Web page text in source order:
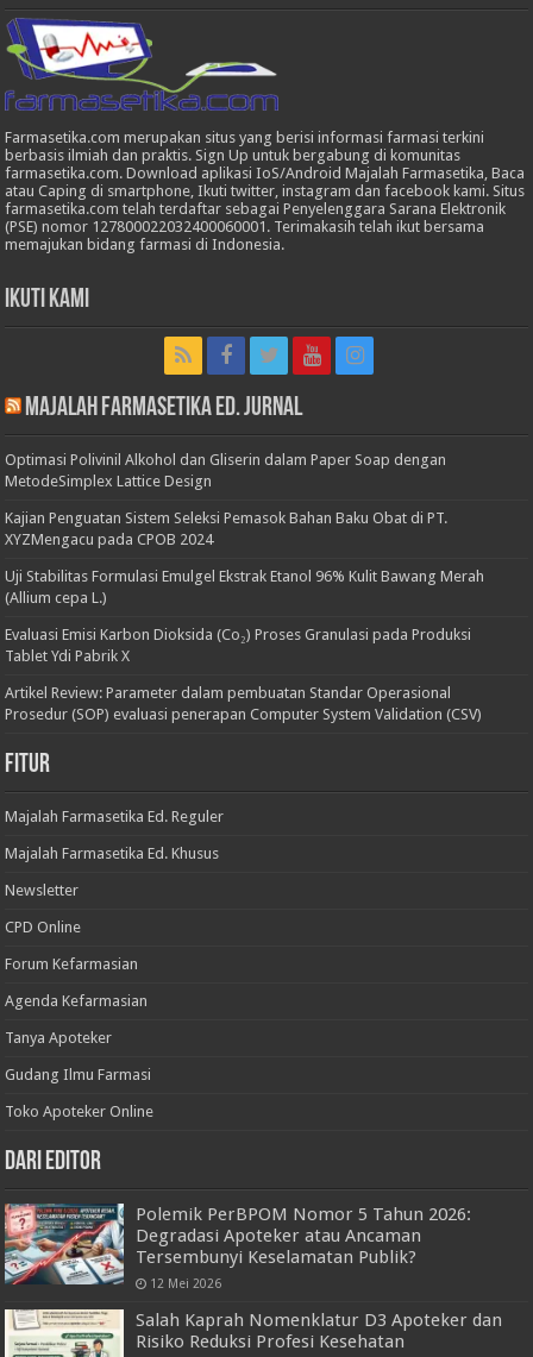
Farmasetika.com merupakan situs yang berisi informasi farmasi terkini
berbasis ilmiah dan praktis. Sign Up untuk bergabung di komunitas
farmasetika.com. Download aplikasi IoS/Android Majalah Farmasetika, Baca
atau Caping di smartphone, Ikuti twitter, instagram dan facebook kami. Situs
farmasetika.com telah terdaftar sebagai Penyelenggara Sarana Elektronik
(PSE) nomor 127800022032400060001. Terimakasih telah ikut bersama
memajukan bidang farmasi di Indonesia.
Ikuti Kami
Majalah Farmasetika Ed. Jurnal
Optimasi Polivinil Alkohol dan Gliserin dalam Paper Soap dengan
MetodeSimplex Lattice Design
Kajian Penguatan Sistem Seleksi Pemasok Bahan Baku Obat di PT.
XYZMengacu pada CPOB 2024
Uji Stabilitas Formulasi Emulgel Ekstrak Etanol 96% Kulit Bawang Merah
(Allium cepa L.)
Evaluasi Emisi Karbon Dioksida (Co₂) Proses Granulasi pada Produksi
Tablet Ydi Pabrik X
Artikel Review: Parameter dalam pembuatan Standar Operasional
Prosedur (SOP) evaluasi penerapan Computer System Validation (CSV)
Fitur
Majalah Farmasetika Ed. Reguler
Majalah Farmasetika Ed. Khusus
Newsletter
CPD Online
Forum Kefarmasian
Agenda Kefarmasian
Tanya Apoteker
Gudang Ilmu Farmasi
Toko Apoteker Online
Dari Editor
Polemik PerBPOM Nomor 5 Tahun 2026:
Degradasi Apoteker atau Ancaman
Tersembunyi Keselamatan Publik?
12 Mei 2026
Salah Kaprah Nomenklatur D3 Apoteker dan
Risiko Reduksi Profesi Kesehatan